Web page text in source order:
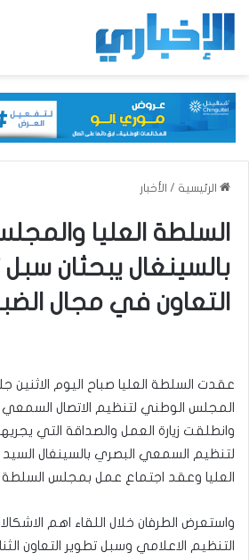
الرئيسية / الأخبار
السلطة العليا
بالسينغال يبحثان
التعاون في مجال
عقدت السلطة العليا صباح اليوم
المجلس الوطني لتنظيم الاتصال السمعي
وانطلقت زيارة العمل والصداقة التي
لتنظيم السمعي البصري بالسينغال السيد
العليا وعقد اجتماع عمل بمجلس السلطة
واستعرض الطرفان خلال اللقاء اهم
التنظيم الاعلامي وسبل تطوير التعاون